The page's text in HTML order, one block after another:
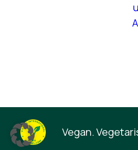
Vegan.